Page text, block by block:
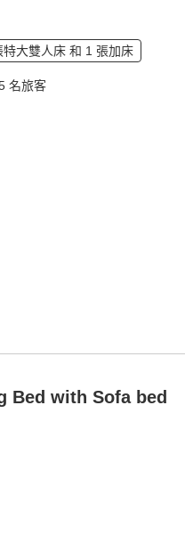
特大雙人床 和 1 張加床
名旅客
Bed with Sofa bed